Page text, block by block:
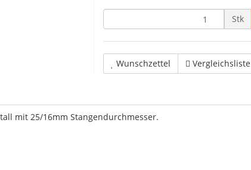
Stk
Wunschzettel Vergleichsliste
mit 25/16mm Stangendurchmesser.